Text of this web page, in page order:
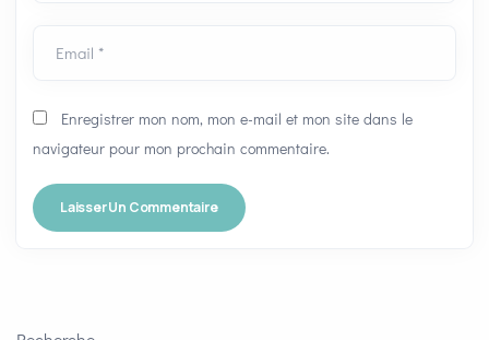
Email *
Enregistrer mon nom, mon e-mail et mon site dans le
navigateur pour mon prochain commentaire.